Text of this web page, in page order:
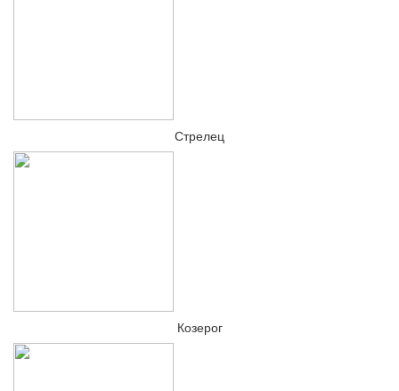
Стрелец
Козерог